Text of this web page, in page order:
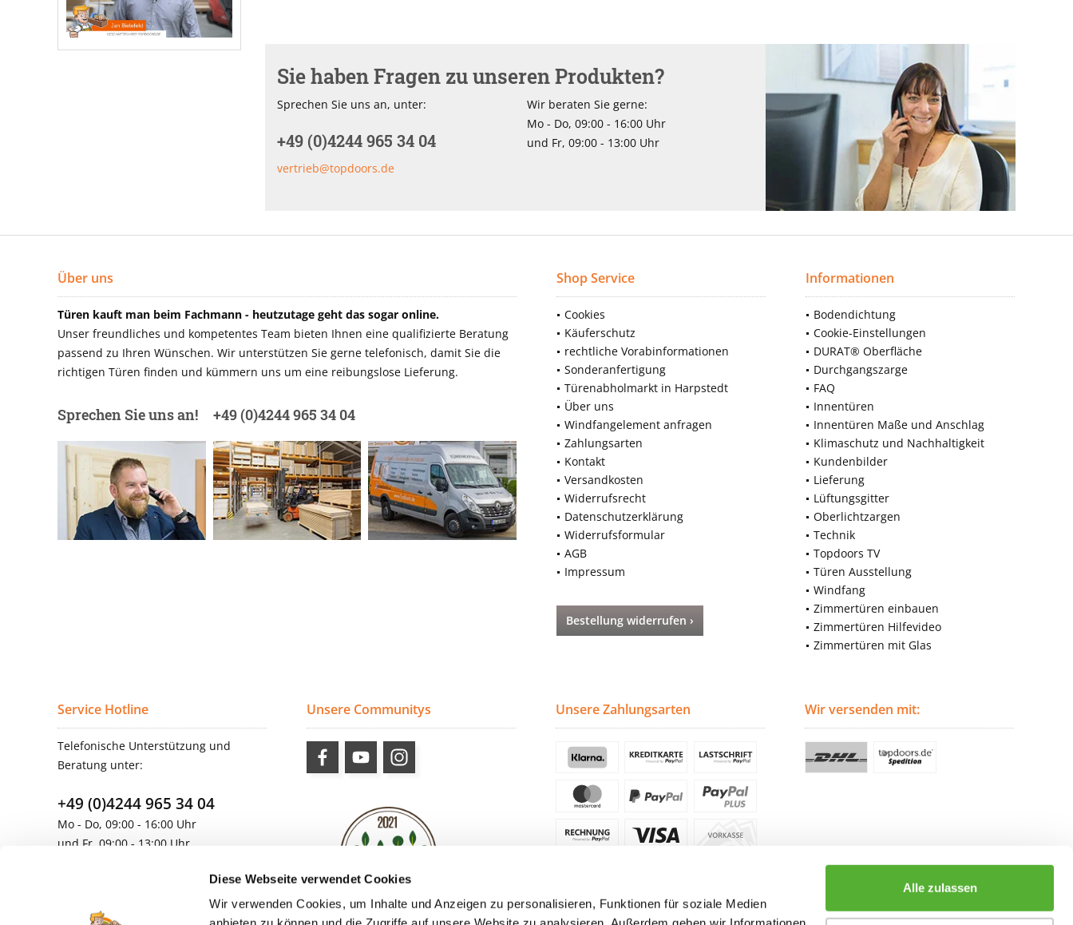
Diese Webseite verwendet Cookies
Wir verwenden Cookies, um Inhalte und Anzeigen zu personalisieren, Funktionen für soziale Medien
Alle zulassen
Sie haben Fragen zu unseren Produkten?
Sprechen Sie uns an, unter:
+49 (0)4244 965 34 04
vertrieb@topdoors.de
Wir beraten Sie gerne:
Mo - Do, 09:00 - 16:00 Uhr
und Fr, 09:00 - 13:00 Uhr
Über uns
Türen kauft man beim Fachmann - heutzutage geht das sogar online.
Unser freundliches und kompetentes Team bieten Ihnen eine qualifizierte Beratung
passend zu Ihren Wünschen. Wir unterstützen Sie gerne telefonisch, damit Sie die
richtigen Türen finden und kümmern uns um eine reibungslose Lieferung.
Sprechen Sie uns an! +49 (0)4244 965 34 04
Shop Service
Cookies
Käuferschutz
rechtliche Vorabinformationen
Sonderanfertigung
Türenabholmarkt in Harpstedt
Über uns
Windfangelement anfragen
Zahlungsarten
Kontakt
Versandkosten
Widerrufsrecht
Datenschutzerklärung
Widerrufsformular
AGB
Impressum
Bestellung widerrufen ›
Informationen
Bodendichtung
Cookie-Einstellungen
DURAT® Oberfläche
Durchgangszarge
FAQ
Innentüren
Innentüren Maße und Anschlag
Klimaschutz und Nachhaltigkeit
Kundenbilder
Lieferung
Lüftungsgitter
Oberlichtzargen
Technik
Topdoors TV
Türen Ausstellung
Windfang
Zimmertüren einbauen
Zimmertüren Hilfevideo
Zimmertüren mit Glas
Service Hotline
Telefonische Unterstützung und
Beratung unter:
+49 (0)4244 965 34 04
Mo - Do, 09:00 - 16:00 Uhr
und Fr, 09:00 - 13:00 Uhr
Unsere Communitys Unsere Zahlungsarten Wir versenden mit: